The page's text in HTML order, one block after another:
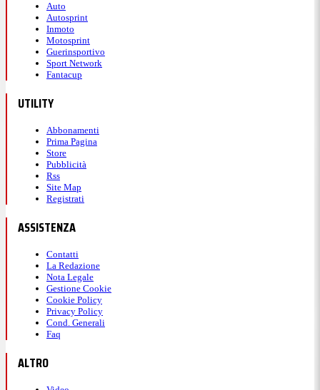
Auto
Autosprint
Inmoto
Motosprint
Guerinsportivo
Sport Network
Fantacup
UTILITY
Abbonamenti
Prima Pagina
Store
Pubblicità
Rss
Site Map
Registrati
ASSISTENZA
Contatti
La Redazione
Nota Legale
Gestione Cookie
Cookie Policy
Privacy Policy
Cond. Generali
Faq
ALTRO